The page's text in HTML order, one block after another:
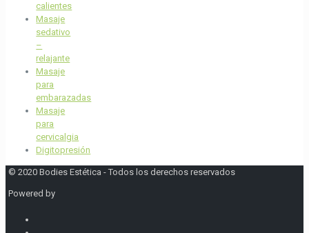
calientes
Masaje
sedativo
–
relajante
Masaje
para
embarazadas
Masaje
para
cervicalgia
Digitopresión
© 2020 Bodies Estética - Todos los derechos reservados
Powered by